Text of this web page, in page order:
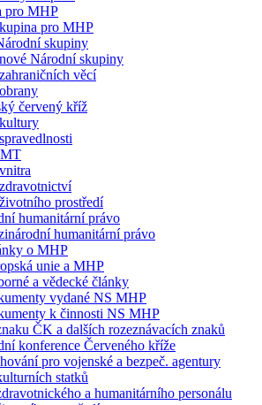
pro MHP
pro MHP
skupiny
Národní skupiny
věcí
červený kříž
prostředí
humanitární právo
humanitární právo
o MHP
unie a MHP
a vědecké články
vydané NS MHP
k činnosti NS MHP
ČK a dalších rozeznávacích znaků
konference Červeného kříže
pro vojenské a bezpeč. agentury
statků
a humanitárního personálu